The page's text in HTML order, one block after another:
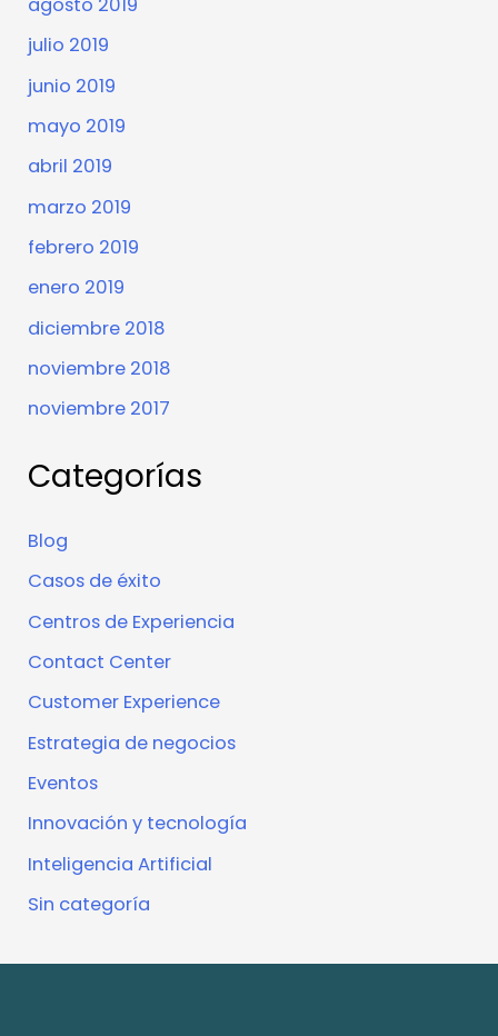
agosto 2019
julio 2019
junio 2019
mayo 2019
abril 2019
marzo 2019
febrero 2019
enero 2019
diciembre 2018
noviembre 2018
noviembre 2017
Categorías
Blog
Casos de éxito
Centros de Experiencia
Contact Center
Customer Experience
Estrategia de negocios
Eventos
Innovación y tecnología
Inteligencia Artificial
Sin categoría